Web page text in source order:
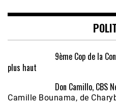
9ème Cop de la
plus haut
Don Camillo, CBS
Camille Bounama, de